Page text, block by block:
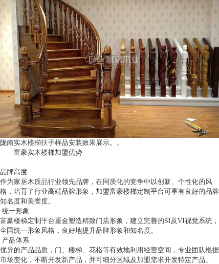
陇南实木楼梯扶手样品安装效果展示。。
——富豪实木楼梯加盟优势——
品牌高度
作为家居木质品行业领先品牌，在同质化的竞争中以创新、个性化的风
格，培育了行业高端品牌形象，加盟富豪楼梯定制平台可享有良好的品牌
知名度和美誉度。
统一形象
富豪楼梯定制平台重金塑造精致门店形象，建立完善的SI及VI视觉系统，
全国统一形象风格，良好地提升品牌形象和知名度。
产品体系
优异的产品品质，门、楼梯、花格等有效地利用经营空间，专业团队根据
市场变化，不断开发新产品，并可细分区域及加盟需求开发特定产品。